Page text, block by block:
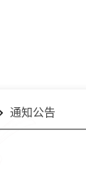
通知公告